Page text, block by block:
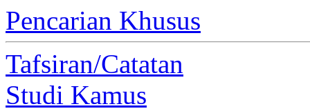
Pencarian Khusus
Tafsiran/Catatan
Studi Kamus